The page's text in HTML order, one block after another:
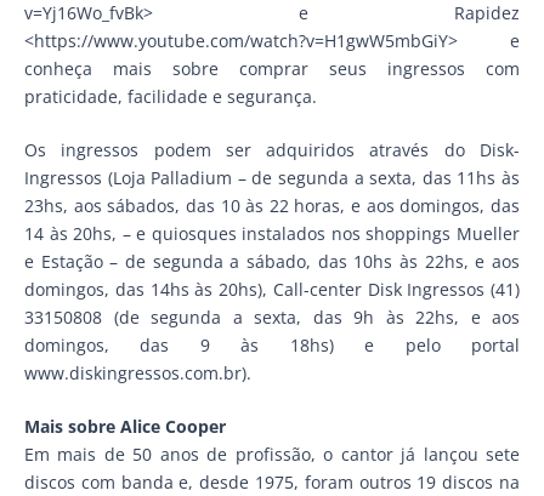
v=Yj16Wo_fvBk> e Rapidez
<https://www.youtube.com/watch?v=H1gwW5mbGiY> e
conheça mais sobre comprar seus ingressos com
praticidade, facilidade e segurança.
Os ingressos podem ser adquiridos através do Disk-
Ingressos (Loja Palladium – de segunda a sexta, das 11hs às
23hs, aos sábados, das 10 às 22 horas, e aos domingos, das
14 às 20hs, – e quiosques instalados nos shoppings Mueller
e Estação – de segunda a sábado, das 10hs às 22hs, e aos
domingos, das 14hs às 20hs), Call-center Disk Ingressos (41)
33150808 (de segunda a sexta, das 9h às 22hs, e aos
domingos, das 9 às 18hs) e pelo portal
www.diskingressos.com.br).
Mais sobre Alice Cooper
Em mais de 50 anos de profissão, o cantor já lançou sete
discos com banda e, desde 1975, foram outros 19 discos na